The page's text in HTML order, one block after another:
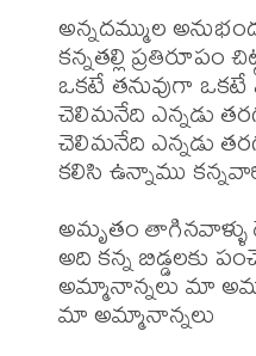
అన్నదమ్ముల
కన్నతల్లి ప్రతిరూపం
ఒకటే తనువుగా
చెలిమనేది ఎన్నడు
చెలిమనేది ఎన్నడు
కలిసి ఉన్నాము
అమృతం తాగినవాళ్ళు
అది కన్న బిడ్డలకు
అమ్మానాన్నలు మా
మా అమ్మానాన్నలు